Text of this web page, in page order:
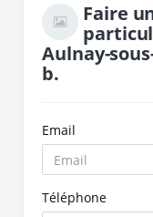
Faire
Aulnay-
b.
Email
Téléphone